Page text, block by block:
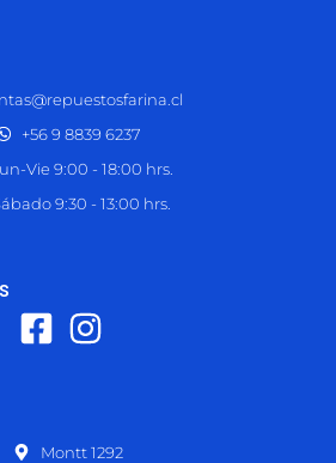
+56 9 8839 6237
Vie 9:00 - 18:00 hrs.
9:30 - 13:00 hrs.
Montt 1292